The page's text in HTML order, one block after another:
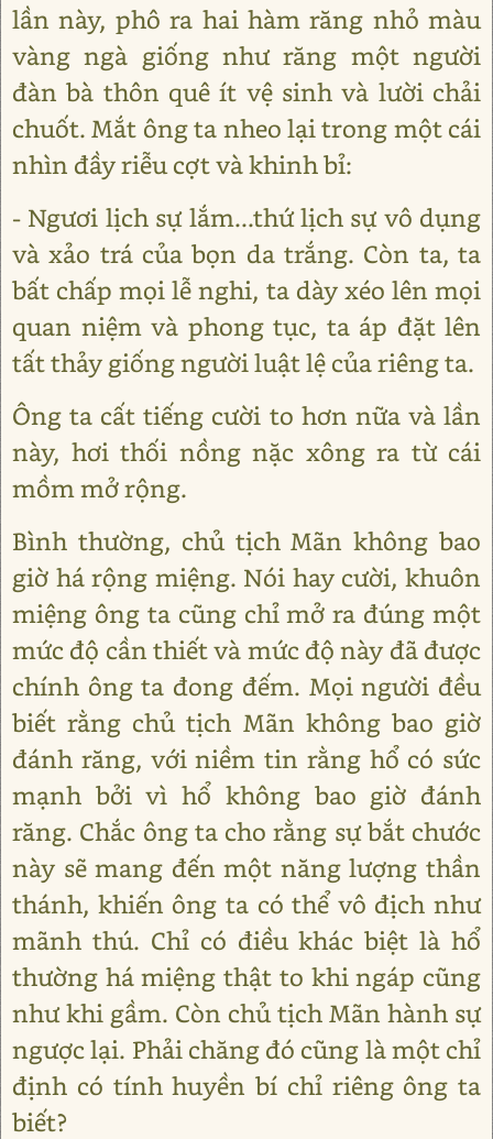
lần này, phô ra hai hàm răng nhỏ màu
vàng ngà giống như răng một người
đàn bà thôn quê ít vệ sinh và lười chải
chuốt. Mắt ông ta nheo lại trong một cái
nhìn đầy riễu cợt và khinh bỉ:
- Ngươi lịch sự lắm...thứ lịch sự vô dụng
và xảo trá của bọn da trắng. Còn ta, ta
bất chấp mọi lễ nghi, ta dày xéo lên mọi
quan niệm và phong tục, ta áp đặt lên
tất thảy giống người luật lệ của riêng ta.
Ông ta cất tiếng cười to hơn nữa và lần
này, hơi thối nồng nặc xông ra từ cái
mồm mở rộng.
Bình thường, chủ tịch Mãn không bao
giờ há rộng miệng. Nói hay cười, khuôn
miệng ông ta cũng chỉ mở ra đúng một
mức độ cần thiết và mức độ này đã được
chính ông ta đong đếm. Mọi người đều
biết rằng chủ tịch Mãn không bao giờ
đánh răng, với niềm tin rằng hổ có sức
mạnh bởi vì hổ không bao giờ đánh
răng. Chắc ông ta cho rằng sự bắt chước
này sẽ mang đến một năng lượng thần
thánh, khiến ông ta có thể vô địch như
mãnh thú. Chỉ có điều khác biệt là hổ
thường há miệng thật to khi ngáp cũng
như khi gầm. Còn chủ tịch Mãn hành sự
ngược lại. Phải chăng đó cũng là một chỉ
định có tính huyền bí chỉ riêng ông ta
biết?